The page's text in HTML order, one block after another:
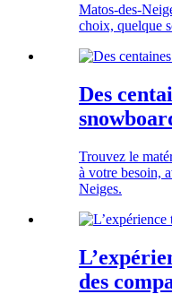
Matos-des-
choix, quelque
Des
Trouvez le
à votre besoin,
Neiges.
des